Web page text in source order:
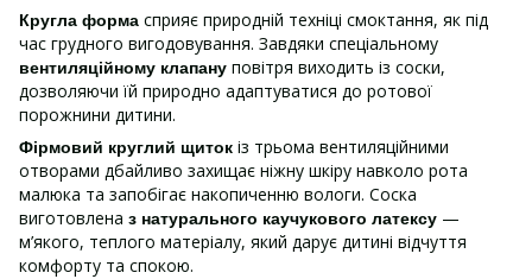
Кругла форма сприяє природній техніці смоктання, як під
час грудного вигодовування. Завдяки спеціальному
вентиляційному клапану повітря виходить із соски,
дозволяючи їй природно адаптуватися до ротової
порожнини дитини.
Фірмовий круглий щиток із трьома вентиляційними
отворами дбайливо захищає ніжну шкіру навколо рота
малюка та запобігає накопиченню вологи. Соска
виготовлена з натурального каучукового латексу —
м’якого, теплого матеріалу, який дарує дитині відчуття
комфорту та спокою.